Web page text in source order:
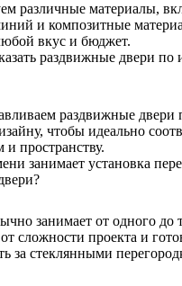
различные материалы,
и композитные
вкус и бюджет.
раздвижные двери по
раздвижные
чтобы идеально
и пространству.
занимает установка
занимает от одного до
сложности проекта и
за стеклянными